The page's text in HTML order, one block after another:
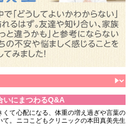
いにまつわるQ&A
て心配になる、体重の増え過ぎや言葉の
。ニコこどもクリニックの本田真美先生